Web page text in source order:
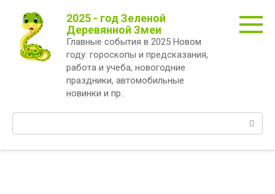
контенту
2025 - год Зеленой
Деревянной Змеи
Главные события в 2025 Новом
году: гороскопы и предсказания,
работа и учеба, новогодние
праздники, автомобильные
новинки и пр..
Поиск: